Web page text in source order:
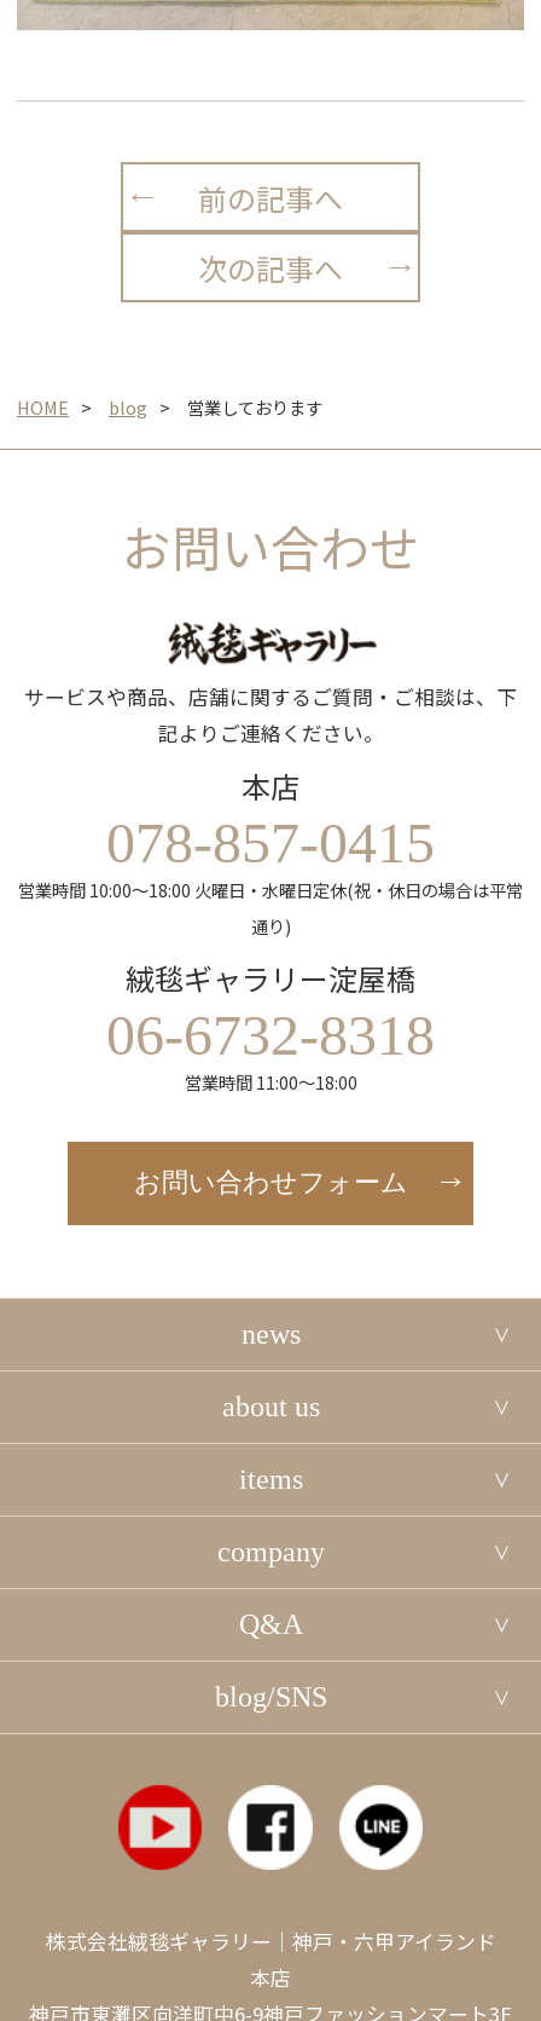
前の記事へ
次の記事へ
HOME blog 営業しております
お問い合わせ
サービスや商品、店舗に関するご質問・ご相談は、下
記よりご連絡ください。
本店
078-857-0415
営業時間 10:00～18:00 火曜日・水曜日定休(祝・休日の場合は平常
通り)
絨毯ギャラリー淀屋橋
06-6732-8318
営業時間 11:00～18:00
お問い合わせフォーム
news
about us
items
company
Q&A
blog/SNS
株式会社絨毯ギャラリー｜神戸・六甲アイランド
本店
神戸市東灘区向洋町中6-9神戸ファッションマート3F